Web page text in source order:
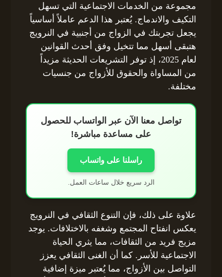
مجموعة من الخدمات الاجتماعية التي تسهل
التكيف والاندماج. يُعتبر هذا الدعم عاملاً أساسياً
يجعل تجربتك في الزواج من أجنبية في النرويج
هتبقى أسهل مما تتخيل وفق أحدث القوانين
لعام 2025، إذ توفر التشريعات الحديثة مزيداً
من المساواة والحقوق للأزواج من جنسيات
مختلفة.
تواصل معنا الآن عبر الواتساب للحصول
على مساعدة مباشرة!
راسلنا على واتساب
الرد سريع خلال ساعات العمل.
علاوة على ذلك، فإن التنوع الثقافي في النرويج
يعكس انفتاح المجتمع وشغفه بالاختلافات. يوجد
مزيج فريد من الثقافات، مما يثري الحياة
الاجتماعية للأسر. كما أن الغنى الثقافي يعزز
التواصل بين الأزواج، مما يُعتبر ميزة إضافية